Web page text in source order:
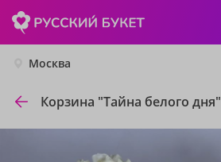
Москва
Корзина "Тайна белого дня"